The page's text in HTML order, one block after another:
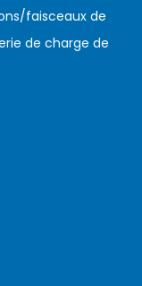
faisceaux de
de charge de